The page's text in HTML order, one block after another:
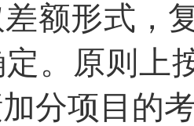
额形式，
。原则上
分项目的